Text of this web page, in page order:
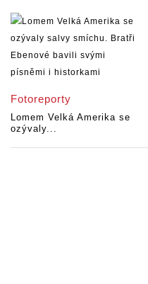
Fotoreporty
Lomem Velká Amerika se
ozývaly...